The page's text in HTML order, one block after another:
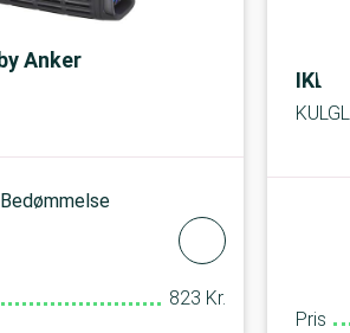
Anker
Bedømmelse
823 Kr.
IKEA
Pris